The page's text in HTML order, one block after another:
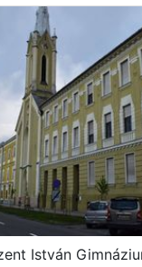
István